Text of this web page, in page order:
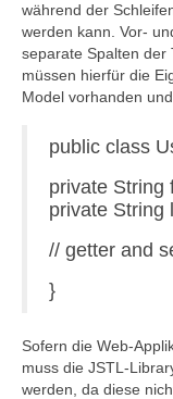
während der
werden kann. Vor-
separate Spalten der
müssen hierfür die
Model vorhanden
public class
private String
private String
// getter and
}
Sofern die Web-
muss die JSTL-
werden, da diese